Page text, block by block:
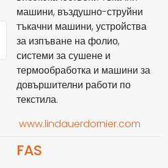
машини, въздушно-струйни
тъкачни машини, устройства
за изпъване на фолио,
системи за сушене и
термообработка и машини за
довършителни работи по
текстила.
www.lindauerdornier.com
FAS